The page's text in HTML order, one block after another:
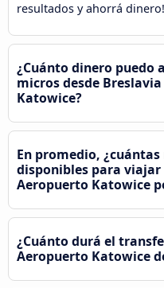
resultados y ahorrá dinero!
¿Cuánto dinero puedo
micros desde
Katowice?
En promedio,
disponibles para viajar
Aeropuerto Katowice
¿Cuánto durá el
Aeropuerto Katowice